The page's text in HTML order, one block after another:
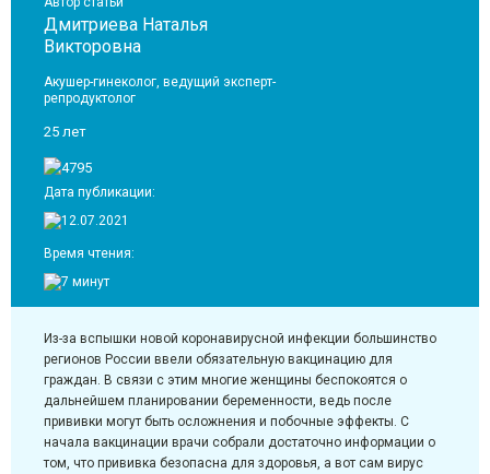
Дмитриева Наталья
Викторовна
Акушер-гинеколог, ведущий эксперт-
репродуктолог
25 лет
4795
Дата публикации:
12.07.2021
Время чтения:
7 минут
Из-за вспышки новой коронавирусной инфекции большинство
регионов России ввели обязательную вакцинацию для
граждан. В связи с этим многие женщины беспокоятся о
дальнейшем планировании беременности, ведь после
прививки могут быть осложнения и побочные эффекты. С
начала вакцинации врачи собрали достаточно информации о
том, что прививка безопасна для здоровья, а вот сам вирус